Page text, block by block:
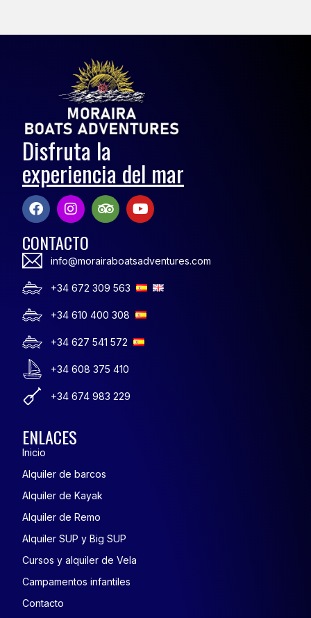
Disfruta la
experiencia del mar
CONTACTO
info@morairaboatsadventures.com
+34 672 309 563
+34 610 400 308
+34 627 541 572
+34 608 375 410
+34 674 983 229
ENLACES
Inicio
Alquiler de barcos
Alquiler de Kayak
Alquiler de Remo
Alquiler SUP y Big SUP
Cursos y alquiler de Vela
Campamentos infantiles
Contacto